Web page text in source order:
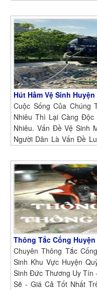
Hút Hầm Vệ Sinh
Cuộc Sống Của Chúng
Nhiêu Thì Lại Càng
Nhiêu. Vấn Đề Vệ Sinh
Người Dân Là Vấn Đề
Những Vấn Đề Trên
Thành Và Phát Triển
Bảo Vệ Môi Trường Sống
Thông Tắc Cống
Chuyên Thông Tắc
Sinh Khu Vực Huyện
Sinh Đức Thương Uy Tín
Sẽ - Giá Cả Tốt Nhất